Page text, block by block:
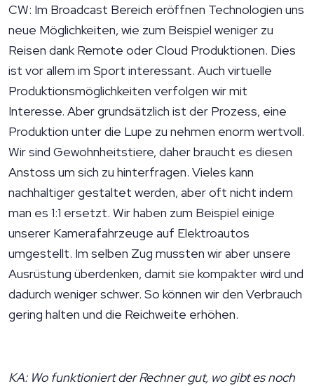
CW: Im Broadcast Bereich eröffnen Technologien uns
neue Möglichkeiten, wie zum Beispiel weniger zu
Reisen dank Remote oder Cloud Produktionen. Dies
ist vor allem im Sport interessant. Auch virtuelle
Produktionsmöglichkeiten verfolgen wir mit
Interesse. Aber grundsätzlich ist der Prozess, eine
Produktion unter die Lupe zu nehmen enorm wertvoll.
Wir sind Gewohnheitstiere, daher braucht es diesen
Anstoss um sich zu hinterfragen. Vieles kann
nachhaltiger gestaltet werden, aber oft nicht indem
man es 1:1 ersetzt. Wir haben zum Beispiel einige
unserer Kamerafahrzeuge auf Elektroautos
umgestellt. Im selben Zug mussten wir aber unsere
Ausrüstung überdenken, damit sie kompakter wird und
dadurch weniger schwer. So können wir den Verbrauch
gering halten und die Reichweite erhöhen.
KA: Wo funktioniert der Rechner gut, wo gibt es noch